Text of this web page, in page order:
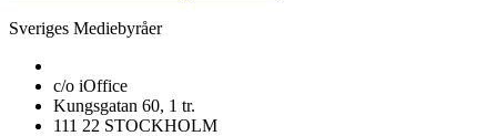
Sveriges Mediebyråer
c/o iOffice
Kungsgatan 60, 1 tr.
111 22 STOCKHOLM